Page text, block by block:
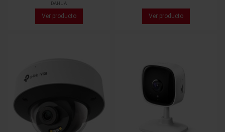
DAHUA
Ver producto Ver producto